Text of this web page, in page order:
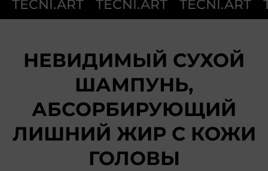
TECNI.ART TECNI.ART TECNI.ART
НЕВИДИМЫЙ СУХОЙ
ШАМПУНЬ,
АБСОРБИРУЮЩИЙ
ЛИШНИЙ ЖИР С КОЖИ
ГОЛОВЫ